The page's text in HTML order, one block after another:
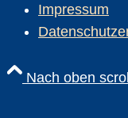
Impressum
Nach oben